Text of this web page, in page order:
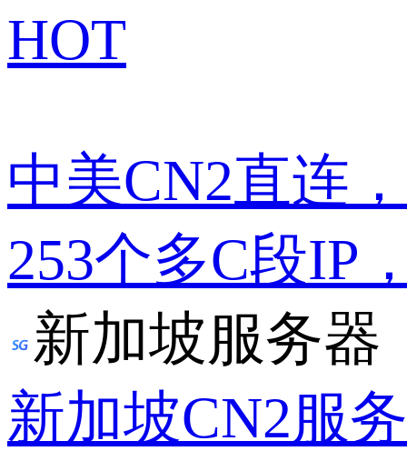
HOT
中美CN2直连
253个多C段IP
新加坡服务器
新加坡CN2服